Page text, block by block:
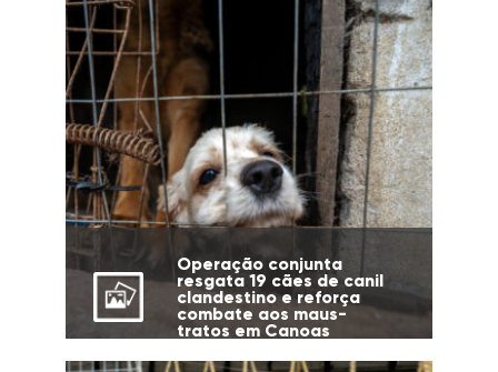
Operação conjunta
resgata 19 cães de canil
clandestino e reforça
combate aos maus-
tratos em Canoas